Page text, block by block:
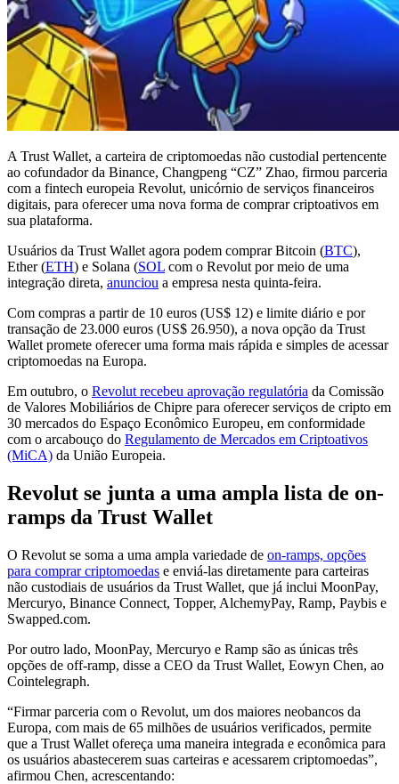
A Trust Wallet, a carteira de criptomoedas não custodial pertencente
ao cofundador da Binance, Changpeng “CZ” Zhao, firmou parceria
com a fintech europeia Revolut, unicórnio de serviços financeiros
digitais, para oferecer uma nova forma de comprar criptoativos em
sua plataforma.
Usuários da Trust Wallet agora podem comprar Bitcoin (BTC),
Ether (ETH) e Solana (SOL com o Revolut por meio de uma
integração direta, anunciou a empresa nesta quinta-feira.
Com compras a partir de 10 euros (US$ 12) e limite diário e por
transação de 23.000 euros (US$ 26.950), a nova opção da Trust
Wallet promete oferecer uma forma mais rápida e simples de acessar
criptomoedas na Europa.
Em outubro, o Revolut recebeu aprovação regulatória da Comissão
de Valores Mobiliários de Chipre para oferecer serviços de cripto em
30 mercados do Espaço Econômico Europeu, em conformidade
com o arcabouço do Regulamento de Mercados em Criptoativos
(MiCA) da União Europeia.
Revolut se junta a uma ampla lista de on-
ramps da Trust Wallet
O Revolut se soma a uma ampla variedade de on-ramps, opções
para comprar criptomoedas e enviá-las diretamente para carteiras
não custodiais de usuários da Trust Wallet, que já inclui MoonPay,
Mercuryo, Binance Connect, Topper, AlchemyPay, Ramp, Paybis e
Swapped.com.
Por outro lado, MoonPay, Mercuryo e Ramp são as únicas três
opções de off-ramp, disse a CEO da Trust Wallet, Eowyn Chen, ao
Cointelegraph.
“Firmar parceria com o Revolut, um dos maiores neobancos da
Europa, com mais de 65 milhões de usuários verificados, permite
que a Trust Wallet ofereça uma maneira integrada e econômica para
os usuários abastecerem suas carteiras e acessarem criptomoedas”,
afirmou Chen, acrescentando: